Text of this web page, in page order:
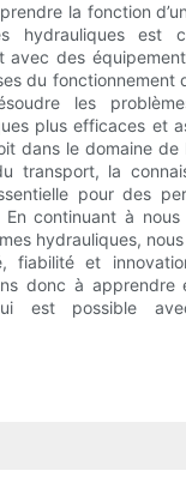
la fonction
hydrauliques est
avec des
du fonctionnement
les
plus efficaces et
dans le domaine
transport, la
pour des
En continuant à
hydrauliques,
fiabilité et
donc à apprendre
est possible